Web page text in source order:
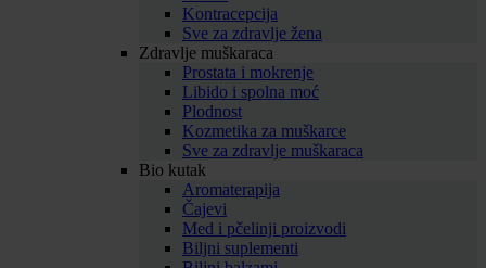
Kontracepcija
Sve za zdravlje žena
Zdravlje muškaraca
Prostata i mokrenje
Libido i spolna moć
Plodnost
Kozmetika za muškarce
Sve za zdravlje muškaraca
Bio kutak
Aromaterapija
Čajevi
Med i pčelinji proizvodi
Biljni suplementi